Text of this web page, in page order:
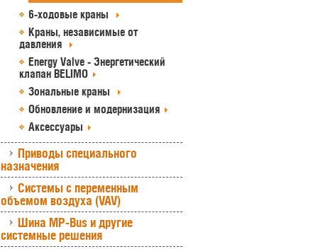
6-ходовые краны
Краны, независимые от
давления
Energy Valve - Энергетический
клапан BELIMO
Зональные краны
Обновление и модернизация
Аксессуары
Приводы специального
назначения
Системы с переменным
объемом воздуха (VAV)
Шина MP-Bus и другие
системные решения